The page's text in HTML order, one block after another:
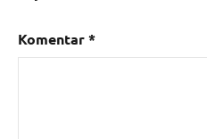
Komentar*